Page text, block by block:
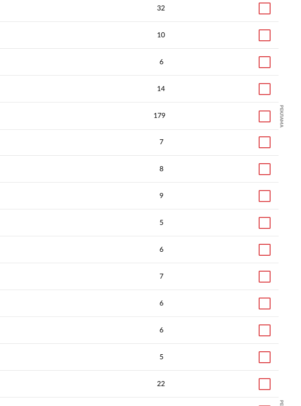
32
10
6
14
179 РЕКЛАМА
7
8
9
5
6
7
6
6
5
22